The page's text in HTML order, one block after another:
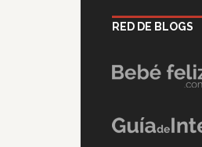
RED DE BLOGS